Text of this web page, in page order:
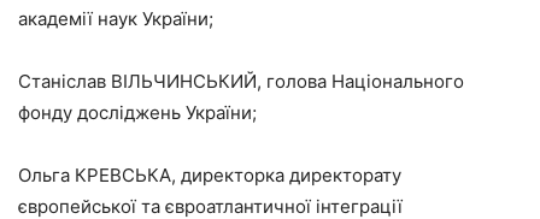
академії наук України;
Станіслав ВІЛЬЧИНСЬКИЙ, голова Національного
фонду досліджень України;
Ольга КРЕВСЬКА, директорка директорату
європейської та євроатлантичної інтеграції